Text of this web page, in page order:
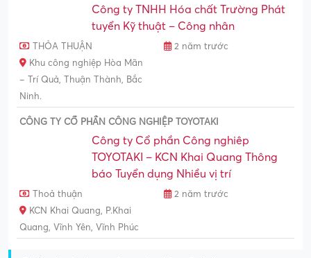
Công ty TNHH Hóa chất Trường Phát
tuyển Kỹ thuật – Công nhân
THỎA THUẬN
2 năm trước
Khu công nghiệp Hòa Mãn
– Trí Quả, Thuận Thành, Bắc
Ninh.
CÔNG TY CỔ PHẦN CÔNG NGHIỆP TOYOTAKI
Công ty Cổ phần Công nghiêp
TOYOTAKI – KCN Khai Quang Thông
báo Tuyển dụng Nhiều vị trí
Thoả thuận
2 năm trước
KCN Khai Quang, P.Khai
Quang, Vĩnh Yên, Vĩnh Phúc